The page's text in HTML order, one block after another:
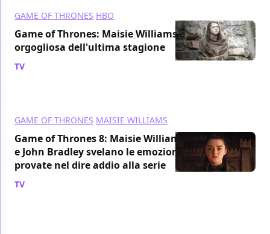
GAME OF THRONES HBO
Game of Thrones: Maisie Williams è
orgogliosa dell'ultima stagione
TV
GAME OF THRONES MAISIE WILLIAMS
Game of Thrones 8: Maisie Williams
e John Bradley svelano le emozioni
provate nel dire addio alla serie
TV